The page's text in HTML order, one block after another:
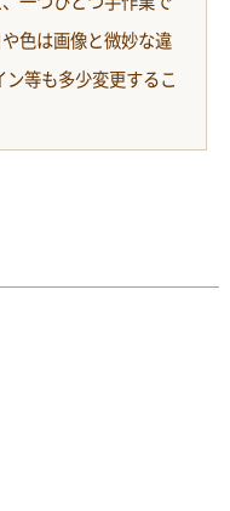
色は画像と微妙な違
等も多少変更するこ